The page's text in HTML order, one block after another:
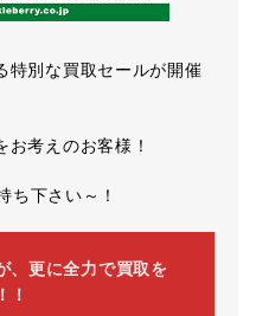
特別な買取セールが開催
考えのお客様！
ち下さい～！
、更に全力で買取を
！